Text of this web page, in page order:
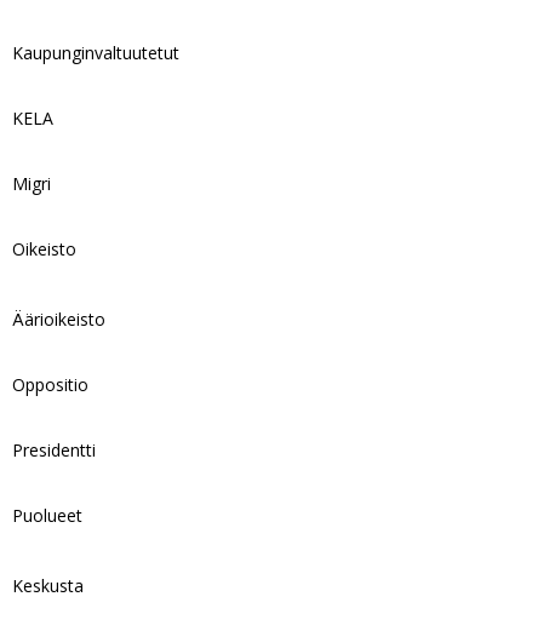
Kaupunginvaltuutetut
KELA
Migri
Oikeisto
Äärioikeisto
Oppositio
Presidentti
Puolueet
Keskusta